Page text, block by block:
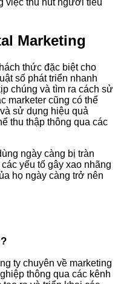
việc thu hút người tiêu
Marketing
thức đặc biệt cho
số phát triển nhanh
chúng và tìm ra cách sử
marketer cũng có thể
sử dụng hiệu quả
thu thập thông qua các
ngày càng bị tràn
yếu tố gây xao nhãng
họ ngày càng trở nên
ty chuyên về marketing
thông qua các kênh